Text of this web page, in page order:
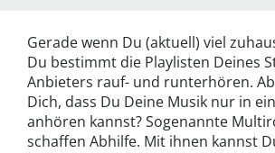
Gerade wenn Du (aktuell) viel
Du bestimmt die Playlisten Deines
Anbieters rauf- und runterhören.
Dich, dass Du Deine Musik nur in
anhören kannst? Sogenannte
schaffen Abhilfe. Mit ihnen kannst